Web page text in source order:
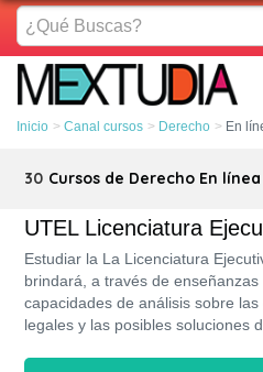
¿Qué
Buscas?
Inicio Canal cursos Derecho En
30 Cursos de Derecho En línea
UTEL Licenciatura
Estudiar la La Licenciatura
brindará, a través de enseñanzas
capacidades de análisis sobre
legales y las posibles soluciones